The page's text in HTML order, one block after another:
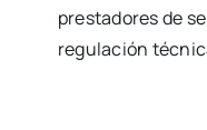
prestadores de
regulación